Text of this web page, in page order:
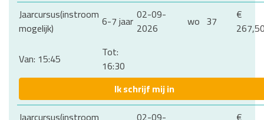
Jaarcursus(instroom
mogelijk)
6-7 jaar 02-09-
2026
wo 37
€
Van: 15:45
Tot:
16:30
Ik schrijf mij in